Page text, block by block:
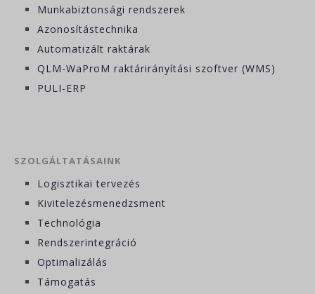
Munkabiztonsági rendszerek
Azonosítástechnika
Automatizált raktárak
QLM-WaProM raktárirányítási szoftver (WMS)
PULI-ERP
SZOLGÁLTATÁSAINK
Logisztikai tervezés
Kivitelezésmenedzsment
Technológia
Rendszerintegráció
Optimalizálás
Támogatás